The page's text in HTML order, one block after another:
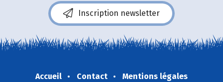
Inscription newsletter
Accueil Contact
Mentions légales